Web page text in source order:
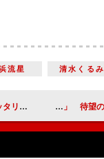
流星 清水くるみ
ンタビュー】